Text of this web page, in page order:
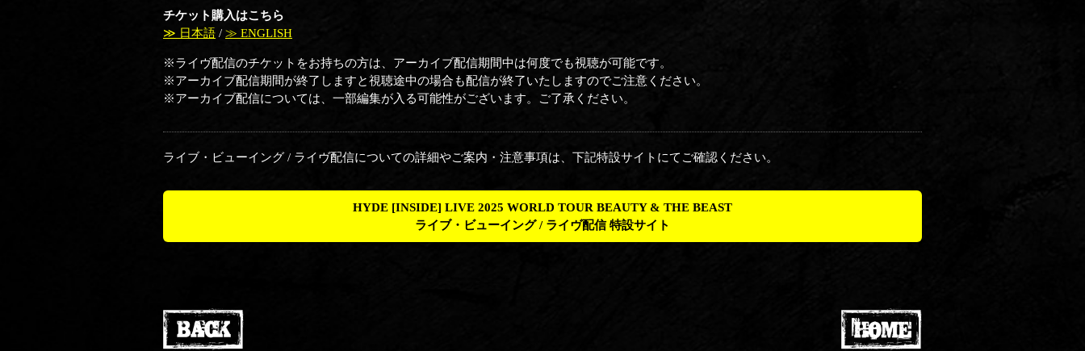
チケット購入はこちら
≫ 日本語 / ≫ ENGLISH
※ライヴ配信のチケットをお持ちの方は、アーカイブ配信期間中は何度でも視聴が可能です。
※アーカイブ配信期間が終了しますと視聴途中の場合も配信が終了いたしますのでご注意ください。
※アーカイブ配信については、一部編集が入る可能性がございます。ご了承ください。
ライブ・ビューイング / ライヴ配信についての詳細やご案内・注意事項は、下記特設サイトにてご確認ください。
HYDE [INSIDE] LIVE 2025 WORLD TOUR BEAUTY & THE BEAST
ライブ・ビューイング / ライヴ配信 特設サイト